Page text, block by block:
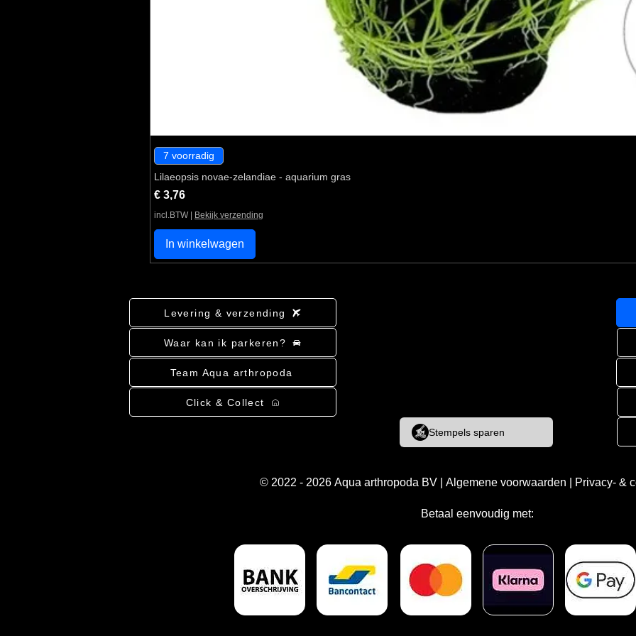
7 voorradig
Lilaeopsis novae-zelandiae - aquarium gras
Prijs
€ 3,76
incl.BTW Bekijk verzending
In winkelwagen
Levering & verzending
Waar kan ik parkeren?
Team Aqua arthropoda
Click & Collect
Stempels sparen
© 2022 - 2026 Aqua arthropoda BV Algemene voorwaarden Privacy- &
Betaal eenvoudig met: